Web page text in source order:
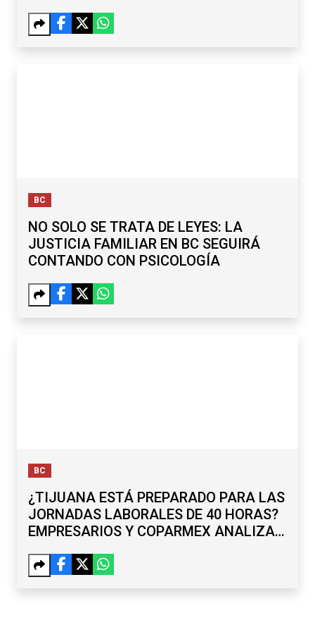
BC
NO SOLO SE TRATA DE LEYES: LA
JUSTICIA FAMILIAR EN BC SEGUIRÁ
CONTANDO CON PSICOLOGÍA
BC
¿TIJUANA ESTÁ PREPARADO PARA LAS
JORNADAS LABORALES DE 40 HORAS?
EMPRESARIOS Y COPARMEX ANALIZAN